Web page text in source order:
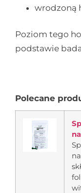
wrodzoną
Poziom tego
podstawie
Polecane